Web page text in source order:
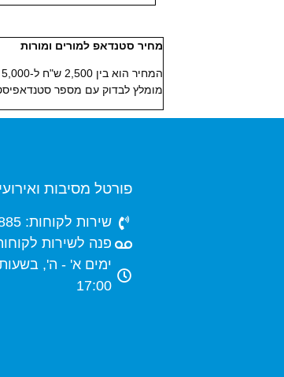
מחיר סטנדאפ למורים ומורות
המחיר הוא בין 2,500 ש"ח ל-5,000 ש"ח כולל מע"מ, המחיר נקבע ע"י הסטנדאפיסט או הסטנדאפיסטית המוזמנת.
מומלץ לבדוק עם מספר
פורטל מסיבות
שירות לקוחות: 09-8358885
פנה לשירות
17:00